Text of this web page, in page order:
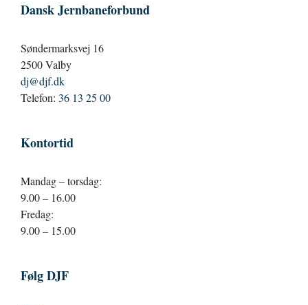
Dansk Jernbaneforbund
Søndermarksvej 16
2500 Valby
dj@djf.dk
Telefon: 36 13 25 00
Kontortid
Mandag – torsdag:
9.00 – 16.00
Fredag:
9.00 – 15.00
Følg DJF